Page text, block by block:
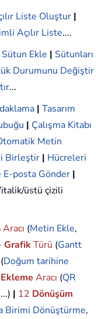
Liste Oluştur |
Açılır Liste....
Ekle | Sütunları
Durumunu Değiştir
...
| Tasarım
| Çalışma Kitabı
Metin
Birleştir | Hücreleri
E-posta Gönder |
italik/üstü çizili
Aracı (Metin Ekle,
GrafikTürü (Gantt
(Doğum tarihine
Ekleme Aracı (QR
| 12 Dönüşüm
Birimi Dönüştürme,